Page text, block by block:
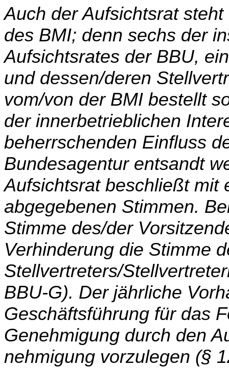
Auch der Aufsichtsrat
des BMI; denn sechs der
Aufsichtsrates der BBU,
und dessen/deren
vom/von der BMI bestellt
der innerbetrieblichen
beherrschenden Einfluss
Bundesagentur entsandt
Aufsichtsrat beschließt mit
abgegebe­nen Stimmen.
Stimme des/der
Verhinderung die Stimme
Stellvertreters/
BBU-G). Der jährliche
Geschäftsführung für das
Genehmigung durch den
nehmigung vorzulegen (§